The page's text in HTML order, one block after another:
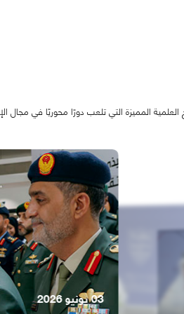
المميزة التي تلعب دورًا محوريًا في مجال
03 يونيو 2026